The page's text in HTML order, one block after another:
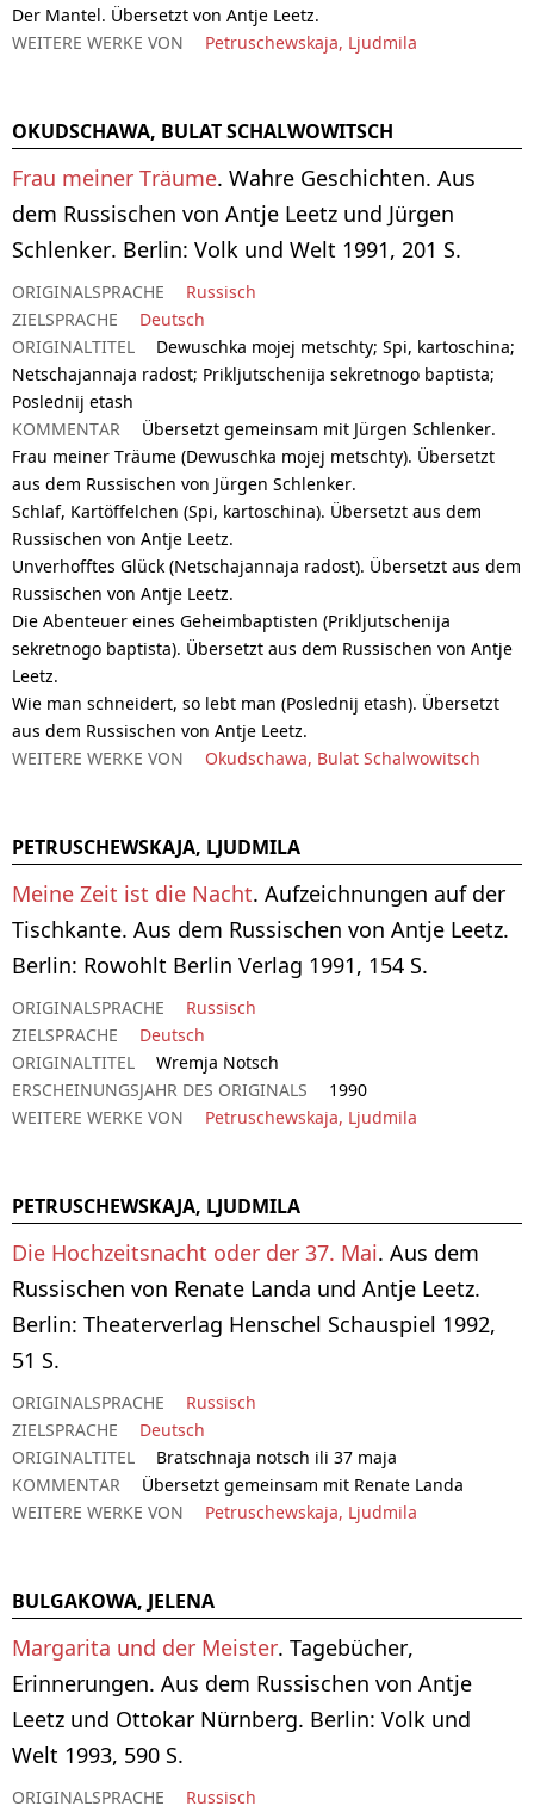
Der Mantel. Übersetzt von Antje Leetz.
WEITERE WERKE VON
Petruschewskaja, Ljudmila
OKUDSCHAWA, BULAT SCHALWOWITSCH
Frau meiner Träume. Wahre Geschichten. Aus
dem Russischen von Antje Leetz und Jürgen
Schlenker. Berlin: Volk und Welt 1991, 201 S.
ORIGINALSPRACHE
Russisch
ZIELSPRACHE
Deutsch
ORIGINALTITEL
Dewuschka mojej metschty; Spi, kartoschina;
Netschajannaja radost; Prikljutschenija sekretnogo baptista;
Poslednij etash
KOMMENTAR
Übersetzt gemeinsam mit Jürgen Schlenker.
Frau meiner Träume (Dewuschka mojej metschty). Übersetzt
aus dem Russischen von Jürgen Schlenker.
Schlaf, Kartöffelchen (Spi, kartoschina). Übersetzt aus dem
Russischen von Antje Leetz.
Unverhofftes Glück (Netschajannaja radost). Übersetzt aus dem
Russischen von Antje Leetz.
Die Abenteuer eines Geheimbaptisten (Prikljutschenija
sekretnogo baptista). Übersetzt aus dem Russischen von Antje
Leetz.
Wie man schneidert, so lebt man (Poslednij etash). Übersetzt
aus dem Russischen von Antje Leetz.
WEITERE WERKE VON
Okudschawa, Bulat Schalwowitsch
PETRUSCHEWSKAJA, LJUDMILA
Meine Zeit ist die Nacht. Aufzeichnungen auf der
Tischkante. Aus dem Russischen von Antje Leetz.
Berlin: Rowohlt Berlin Verlag 1991, 154 S.
ORIGINALSPRACHE
Russisch
ZIELSPRACHE
Deutsch
ORIGINALTITEL
Wremja Notsch
ERSCHEINUNGSJAHR DES ORIGINALS
1990
WEITERE WERKE VON
Petruschewskaja, Ljudmila
PETRUSCHEWSKAJA, LJUDMILA
Die Hochzeitsnacht oder der 37. Mai. Aus dem
Russischen von Renate Landa und Antje Leetz.
Berlin: Theaterverlag Henschel Schauspiel 1992,
51 S.
ORIGINALSPRACHE
Russisch
ZIELSPRACHE
Deutsch
ORIGINALTITEL
Bratschnaja notsch ili 37 maja
KOMMENTAR
Übersetzt gemeinsam mit Renate Landa
WEITERE WERKE VON
Petruschewskaja, Ljudmila
BULGAKOWA, JELENA
Margarita und der Meister. Tagebücher,
Erinnerungen. Aus dem Russischen von Antje
Leetz und Ottokar Nürnberg. Berlin: Volk und
Welt 1993, 590 S.
ORIGINALSPRACHE Russisch